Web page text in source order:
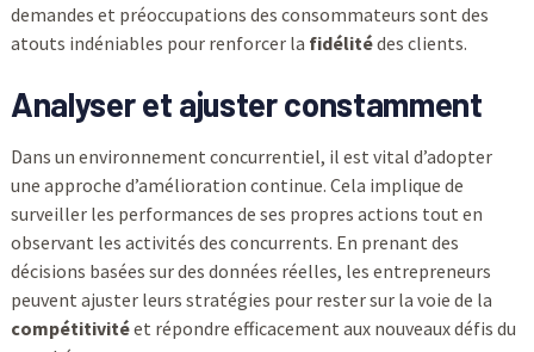
demandes et préoccupations des consommateurs sont des
atouts indéniables pour renforcer la fidélitédes clients.
Analyser et ajuster constamment
Dans un environnement concurrentiel, il est vital d’adopter
une approche d’amélioration continue. Cela implique de
surveiller les performances de ses propres actions tout en
observant les activités des concurrents. En prenant des
décisions basées sur des données réelles, les entrepreneurs
peuvent ajuster leurs stratégies pour rester sur la voie de la
compétitivitéet répondre efficacement aux nouveaux défis du